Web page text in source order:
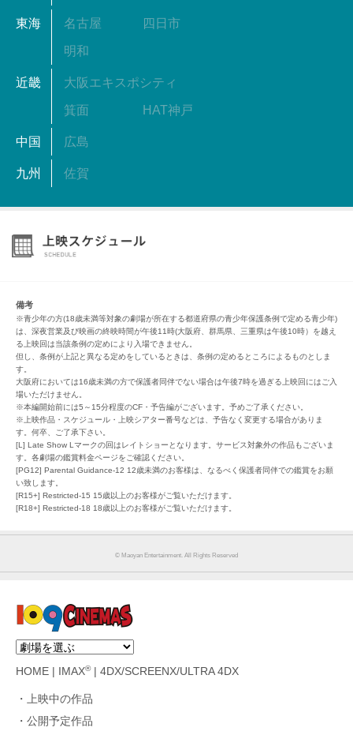
東海 名古屋 四日市
明和
近畿 大阪エキスポシティ
箕面 HAT神戸
中国 広島
九州 佐賀
備考
※青少年の方(18歳未満等対象の劇場が所在する都道府県の青少年保護条例で定める青少年)
は、深夜営業及び映画の終映時間が午後11時(大阪府、群馬県、三重県は午後10時）を越え
る上映回は当該条例の定めにより入場できません。
但し、条例が上記と異なる定めをしているときは、条例の定めるところによるものとしま
す。
大阪府においては16歳未満の方で保護者同伴でない場合は午後7時を過ぎる上映回にはご入
場いただけません。
※本編開始前には5～15分程度のCF・予告編がございます。予めご了承ください。
※上映作品・スケジュール・上映シアター番号などは、予告なく変更する場合がありま
す。何卒、ご了承下さい。
[L] Late Show Lマークの回はレイトショーとなります。サービス対象外の作品もございま
す。各劇場の鑑賞料金ページをご確認ください。
[PG12] Parental Guidance-12 12歳未満のお客様は、なるべく保護者同伴での鑑賞をお願
い致します。
[R15+] Restricted-15 15歳以上のお客様がご覧いただけます。
[R18+] Restricted-18 18歳以上のお客様がご覧いただけます。
©︎ Maoyan Entertainment. All Rights Reserved
HOME IMAX®| 4DX/SCREENX/ULTRA 4DX
上映中の作品
公開予定作品